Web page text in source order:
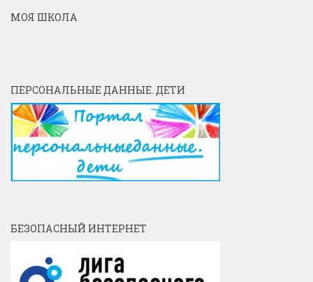
МОЯ ШКОЛА
ПЕРСОНАЛЬНЫЕ ДАННЫЕ. ДЕТИ
БЕЗОПАСНЫЙ ИНТЕРНЕТ